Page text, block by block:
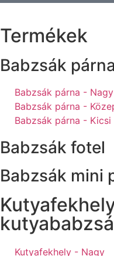
Termékek
Babzsák párna
Babzsák párna - Nagy
Babzsák párna -
Babzsák párna - Kicsi
Babzsák fotel
Babzsák mini
Kutyafekhely - Nagy